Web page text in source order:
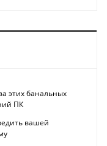
этих банальных
ПК
вашей